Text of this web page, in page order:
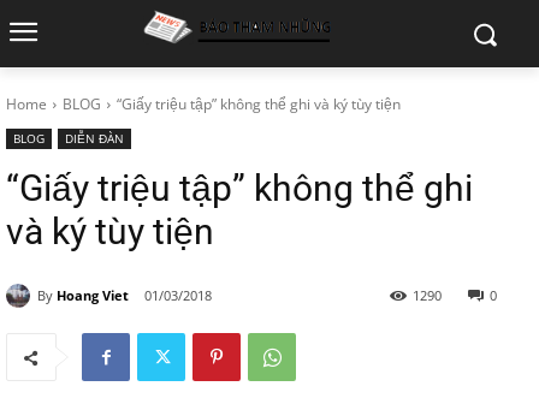
Home BLOG “Giấy triệu tập” không thể ghi và ký tùy tiện
BLOG DIỄN ĐÀN
“Giấy triệu tập” không thể ghi
và ký tùy tiện
By Hoang Viet 01/03/2018 0
1290